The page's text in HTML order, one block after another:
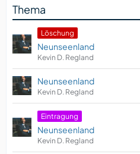
Thema
Löschung
Neunseenland
Kevin D. Regland
Neunseenland
Kevin D. Regland
Eintragung
Neunseenland
Kevin D. Regland